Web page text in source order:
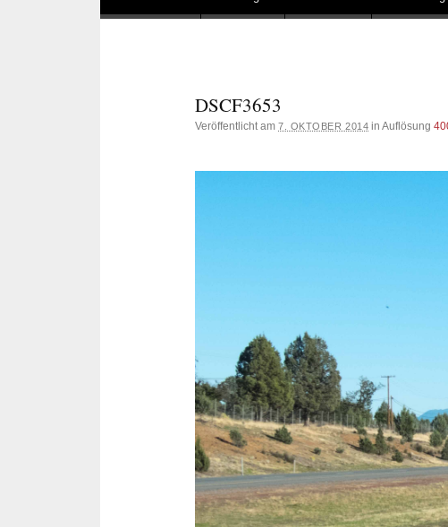
DSCF3653
Veröffentlicht am 7. OKTOBER 2014 in Auflösung